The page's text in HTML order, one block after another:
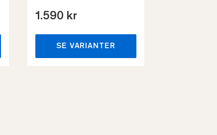
1.590 kr
SE VARIANTER